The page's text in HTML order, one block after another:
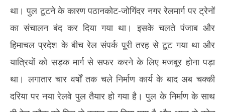
था। पुल टूटने के कारण पठानकोट-जोगिंदर नगर रेलमार्ग पर ट्रेनों
का संचालन बंद कर दिया गया था। इसके चलते पंजाब और
हिमाचल प्रदेश के बीच रेल संपर्क पूरी तरह से टूट गया था और
यात्रियों को सड़क मार्ग से सफर करने के लिए मजबूर होना पड़ा
था। लगातार चार वर्षों तक चले निर्माण कार्य के बाद अब चक्की
दरिया पर नया रेलवे पुल तैयार हो गया है। पुल के निर्माण के साथ